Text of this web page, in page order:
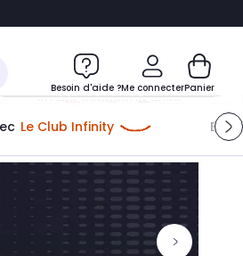
Besoin d'aide ?Me connecter
Me connecter
Nouveau clientCréer mon compte
ou me connecter avec
Panier
Le Club Infinity